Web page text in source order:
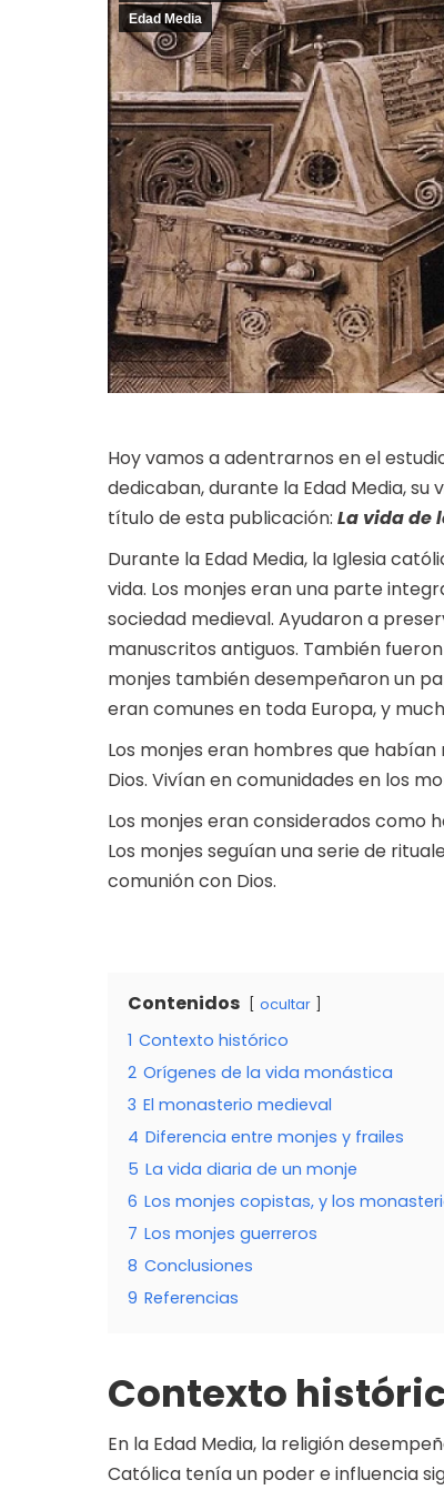
Edad Media
Hoy vamos a adentrarnos en el
dedicaban, durante la Edad Media, su
título de esta publicación: La vida de
Durante la Edad Media, la Iglesia
vida. Los monjes eran una parte
sociedad medieval. Ayudaron a
manuscritos antiguos. También
monjes también desempeñaron un
eran comunes en toda Europa, y
Los monjes eran hombres que
Dios. Vivían en comunidades en los
Los monjes eran considerados como
Los monjes seguían una serie de
comunión con Dios.
Contenidos ocultar
1 Contexto histórico
2 Orígenes de la vida monástica
3 El monasterio medieval
4 Diferencia entre monjes y frailes
5 La vida diaria de un monje
6 Los monjes copistas, y los
7 Los monjes guerreros
8 Conclusiones
9 Referencias
Contexto
En la Edad Media, la religión
Católica tenía un poder e influencia